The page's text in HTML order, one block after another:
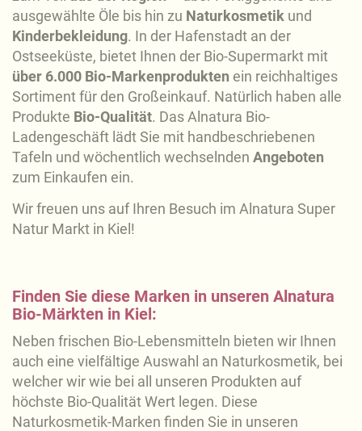
ausgewählte Öle bis hin zu Naturkosmetik und
Kinderbekleidung. In der Hafenstadt an der
Ostseeküste, bietet Ihnen der Bio-Supermarkt mit
über 6.000 Bio-Markenprodukten ein reichhaltiges
Sortiment für den Großeinkauf. Natürlich haben alle
Produkte Bio-Qualität. Das Alnatura Bio-
Ladengeschäft lädt Sie mit handbeschriebenen
Tafeln und wöchentlich wechselnden Angeboten
zum Einkaufen ein.
Wir freuen uns auf Ihren Besuch im Alnatura Super
Natur Markt in Kiel!
Finden Sie diese Marken in unseren Alnatura
Bio-Märkten in Kiel:
Neben frischen Bio-Lebensmitteln bieten wir Ihnen
auch eine vielfältige Auswahl an Naturkosmetik, bei
welcher wir wie bei all unseren Produkten auf
höchste Bio-Qualität Wert legen. Diese
Naturkosmetik-Marken finden Sie in unseren